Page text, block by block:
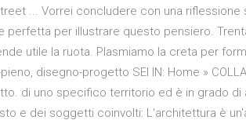
... Vorrei concludere con una
perfetta per illustrare questo pensiero.
utile la ruota. Plasmiamo la creta per
disegno-progetto SEI IN: Home »
di uno specifico territorio ed è in grado
e dei soggetti coinvolti: L'architettura è